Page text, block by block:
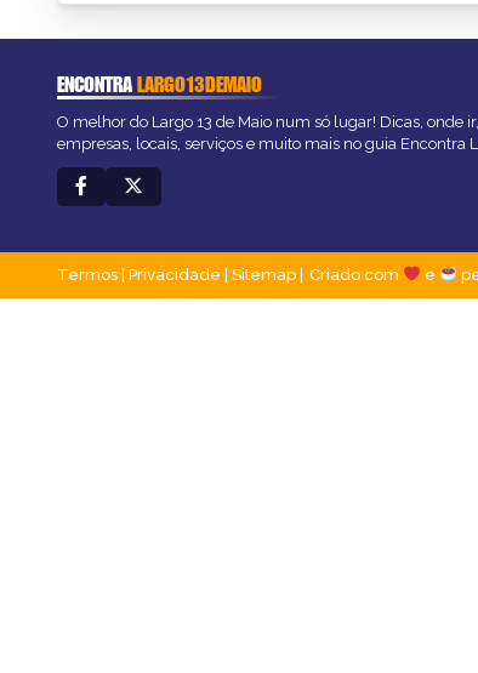
ENCONTRALARGO13DEMAIO
O melhor do Largo 13 de Maio num só lugar! Dicas, onde
empresas, locais, serviços e muito mais no guia Encontra
Termos Privacidade Sitemap Criado com e